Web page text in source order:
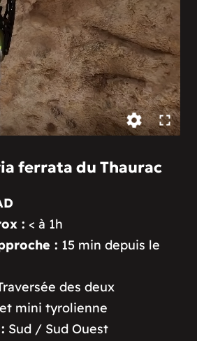
ferrata du Thaurac
: < à 1h
: 15 min depuis le
des deux
mini tyrolienne
Sud / Sud Ouest